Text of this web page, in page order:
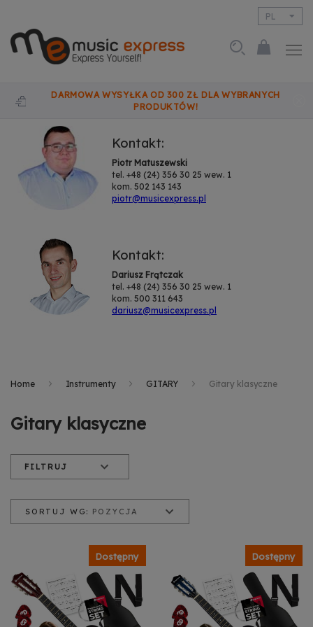
PL
DARMOWA WYSYŁKA OD 300 ZŁ DLA WYBRANYCH
PRODUKTÓW!
Kontakt:
Piotr Matuszewski
tel. +48 (24) 356 30 25 wew. 1
kom. 502 143 143
piotr@musicexpress.pl
Kontakt:
Dariusz Frątczak
tel. +48 (24) 356 30 25 wew. 1
kom. 500 311 643
dariusz@musicexpress.pl
Home Instrumenty GITARY Gitary klasyczne
SORTUJ WG: POZYCJA
Cena od najniższej
Cena od najwyższej
Dostępny Dostępny
Gitary klasyczne
FILTRUJ